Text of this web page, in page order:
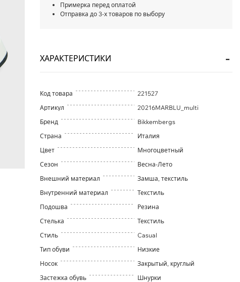
Примерка перед оплатой
Отправка до 3-х товаров по выбору
ХАРАКТЕРИСТИКИ
Код товара
221527
Артикул
20216MARBLU_multi
Бренд
Bikkembergs
Страна
Италия
Цвет
Многоцветный
Сезон
Весна-Лето
Внешний материал
Замша, текстиль
Внутренний материал
Текстиль
Подошва
Резина
Стелька
Текстиль
Стиль
Casual
Тип обуви
Низкие
Носок
Закрытый, круглый
Застежка обувь
Шнурки